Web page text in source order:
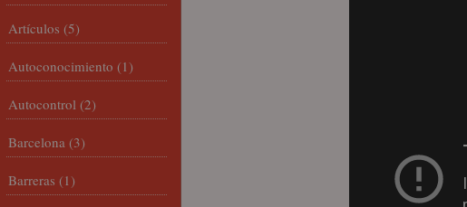
Artículos (5)
Autoconocimiento (1)
Autocontrol (2)
Barcelona (3)
Barreras (1)